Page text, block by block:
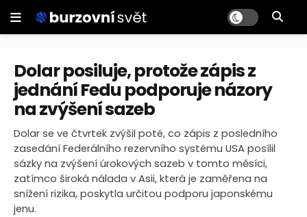
Dolar posiluje, protože zápis z
jednání Fedu podporuje názory
na zvýšení sazeb
Dolar se ve čtvrtek zvýšil poté, co zápis z posledního
zasedání Federálního rezervního systému USA posílil
sázky na zvýšení úrokových sazeb v tomto měsíci,
zatímco široká nálada v Asii, která je zaměřena na
snížení rizika, poskytla určitou podporu japonskému
jenu.